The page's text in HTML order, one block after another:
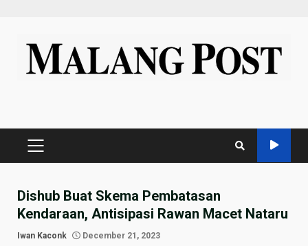
content
PRIMARY
Dishub Buat Skema Pembatasan
Kendaraan, Antisipasi Rawan Macet Nataru
Iwan Kaconk December 21, 2023